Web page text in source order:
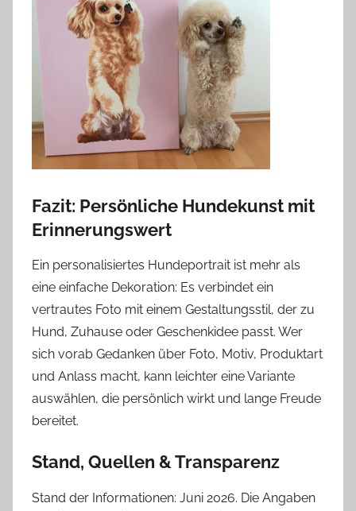
Fazit: Persönliche Hundekunst mit
Erinnerungswert
Ein personalisiertes Hundeportrait ist mehr als
eine einfache Dekoration: Es verbindet ein
vertrautes Foto mit einem Gestaltungsstil, der zu
Hund, Zuhause oder Geschenkidee passt. Wer
sich vorab Gedanken über Foto, Motiv, Produktart
und Anlass macht, kann leichter eine Variante
auswählen, die persönlich wirkt und lange Freude
bereitet.
Stand, Quellen & Transparenz
Stand der Informationen: Juni 2026. Die Angaben